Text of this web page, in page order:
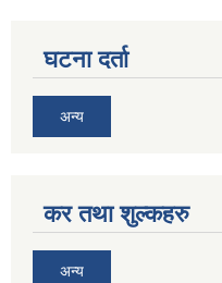
घटना दर्ता
अन्य
कर तथा शुल्कहरु
अन्य